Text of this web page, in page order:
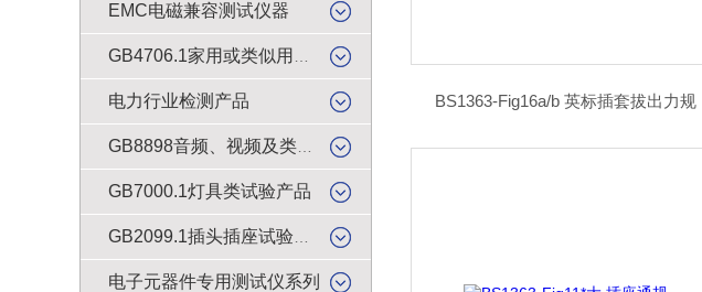
EMC电磁兼容测试仪器
电力行业检测产品
GB7000.1灯具类试验产品
电子元器件专用测试仪系列
BS1363-Fig16a/b 英标插套拔出力规